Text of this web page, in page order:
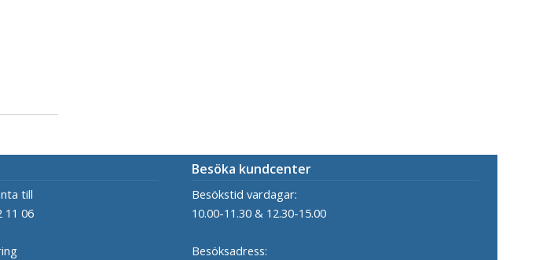
till
11 06
Besöka kundcenter
Besökstid vardagar:
10.00-11.30 & 12.30-15.00
Besöksadress: